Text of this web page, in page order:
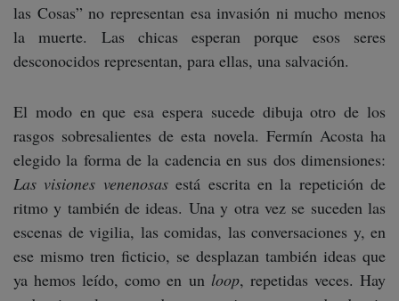
las Cosas” no representan esa invasión ni mucho menos
la muerte. Las chicas esperan porque esos seres
desconocidos representan, para ellas, una salvación.
El modo en que esa espera sucede dibuja otro de los
rasgos sobresalientes de esta novela. Fermín Acosta ha
elegido la forma de la cadencia en sus dos dimensiones:
Las visiones venenosasestá escrita en la repetición de
ritmo y también de ideas. Una y otra vez se suceden las
escenas de vigilia, las comidas, las conversaciones y, en
ese mismo tren ficticio, se desplazan también ideas que
ya hemos leído, como en un loop, repetidas veces. Hay